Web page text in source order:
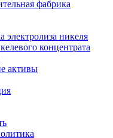
фабрика
электролиза никеля
концентрата
активы